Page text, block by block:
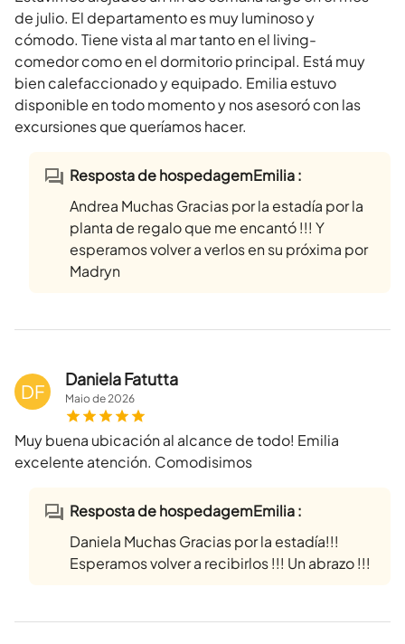
de julio. El departamento es muy luminoso y
cómodo. Tiene vista al mar tanto en el living-
comedor como en el dormitorio principal. Está muy
bien calefaccionado y equipado. Emilia estuvo
disponible en todo momento y nos asesoró con las
excursiones que queríamos hacer.
Resposta de hospedagemEmilia :
Andrea Muchas Gracias por la estadía por la
planta de regalo que me encantó !!! Y
esperamos volver a verlos en su próxima por
Madryn
DF
Daniela Fatutta
Maiode2026
Muy buena ubicación al alcance de todo! Emilia
excelente atención. Comodisimos
Resposta de hospedagemEmilia :
Daniela Muchas Gracias por la estadía!!!
Esperamos volver a recibirlos !!! Un abrazo !!!